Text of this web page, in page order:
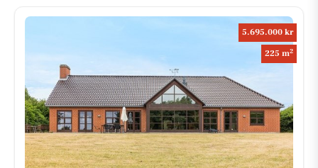
5.695.000 kr
225 m2